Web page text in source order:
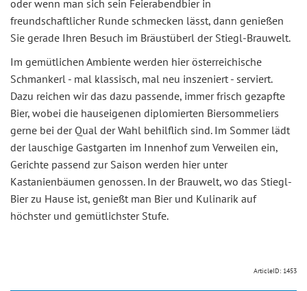
oder wenn man sich sein Feierabendbier in
freundschaftlicher Runde schmecken lässt, dann genießen
Sie gerade Ihren Besuch im Bräustüberl der Stiegl-Brauwelt.
Im gemütlichen Ambiente werden hier österreichische
Schmankerl - mal klassisch, mal neu inszeniert - serviert.
Dazu reichen wir das dazu passende, immer frisch gezapfte
Bier, wobei die hauseigenen diplomierten Biersommeliers
gerne bei der Qual der Wahl behilflich sind. Im Sommer lädt
der lauschige Gastgarten im Innenhof zum Verweilen ein,
Gerichte passend zur Saison werden hier unter
Kastanienbäumen genossen. In der Brauwelt, wo das Stiegl-
Bier zu Hause ist, genießt man Bier und Kulinarik auf
höchster und gemütlichster Stufe.
ArticleID: 1453